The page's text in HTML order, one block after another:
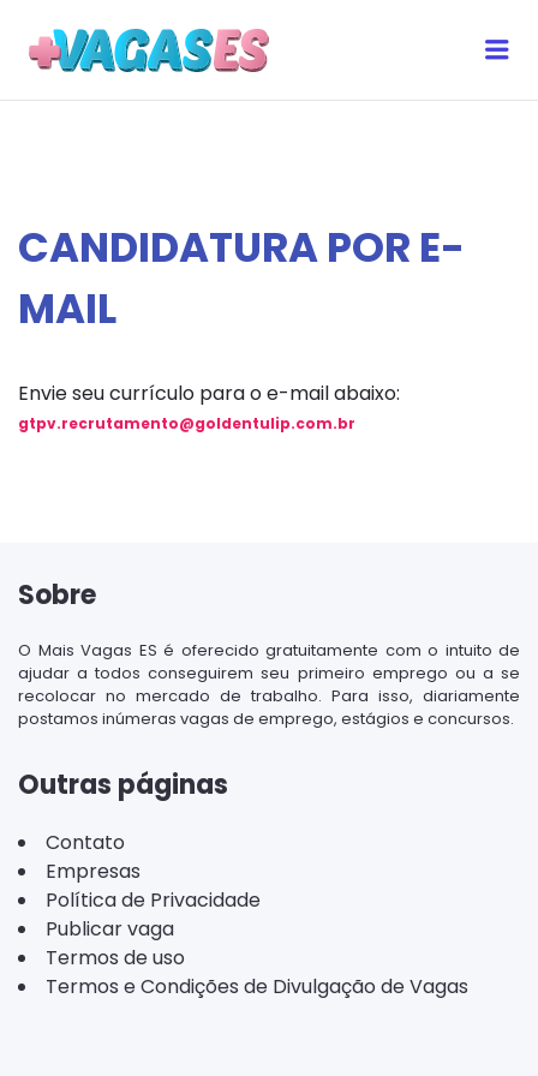
CANDIDATURA POR E-
MAIL
Envie seu currículo para o e-mail abaixo:
gtpv.recrutamento@goldentulip.com.br
Sobre
O Mais Vagas ES é oferecido gratuitamente com o intuito de
ajudar a todos conseguirem seu primeiro emprego ou a se
recolocar no mercado de trabalho. Para isso, diariamente
postamos inúmeras vagas de emprego, estágios e concursos.
Outras páginas
Contato
Empresas
Política de Privacidade
Publicar vaga
Termos de uso
Termos e Condições de Divulgação de Vagas